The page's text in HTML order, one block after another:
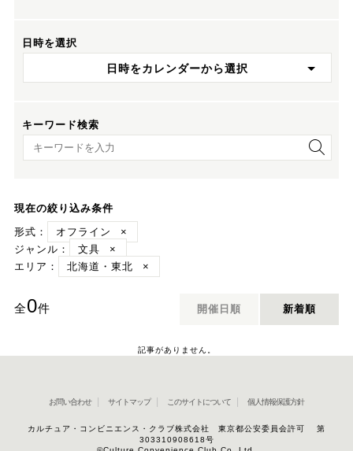
日時を選択
日時をカレンダーから選択
キーワード検索
キーワード検索
現在の絞り込み条件
形式：
オフライン
×
ジャンル：
文具
×
エリア：
北海道・東北 ×
全0件 開催日順 新着順
記事がありません。
お問い合わせ サイトマップ このサイトについて 個人情報保護方針
カルチュア・コンビニエンス・クラブ株式会社 東京都公安委員会許可 第
303310908618号